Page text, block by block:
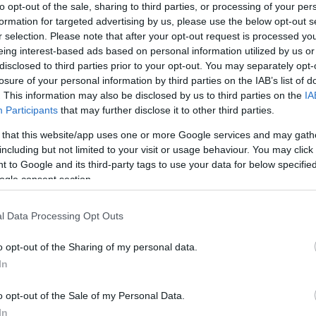
opt-out of the sale, sharing to third parties, or processing of your
for targeted advertising by us, please use the below opt-out
selection. Please note that after your opt-out request is processed
interest-based ads based on personal information utilized by us
to third parties prior to your opt-out. You may separately
of your personal information by third parties on the IAB’s list of
This information may also be disclosed by us to third parties on the
Participants that may further disclose it to other third parties.
that this website/app uses one or more Google services and may
but not limited to your visit or usage behaviour. You may
to Google and its third-party tags to use your data for below
consent section.
Data Processing Opt Outs
opt-out of the Sharing of my personal data.
opt-out of the Sale of my Personal Data.
válaszadók között az ismeretek
diplomásokra inkább a biztosítással
megkötése
utasbiztosítást az elmúlt egy évben,
családok esetében főleg a nők kötik meg
az arány, elsősorban azért, mert ők
nehéz helyzetet teremtettek a
többsége egyelőre nem a biztosításon
negyede mondott le bármilyen